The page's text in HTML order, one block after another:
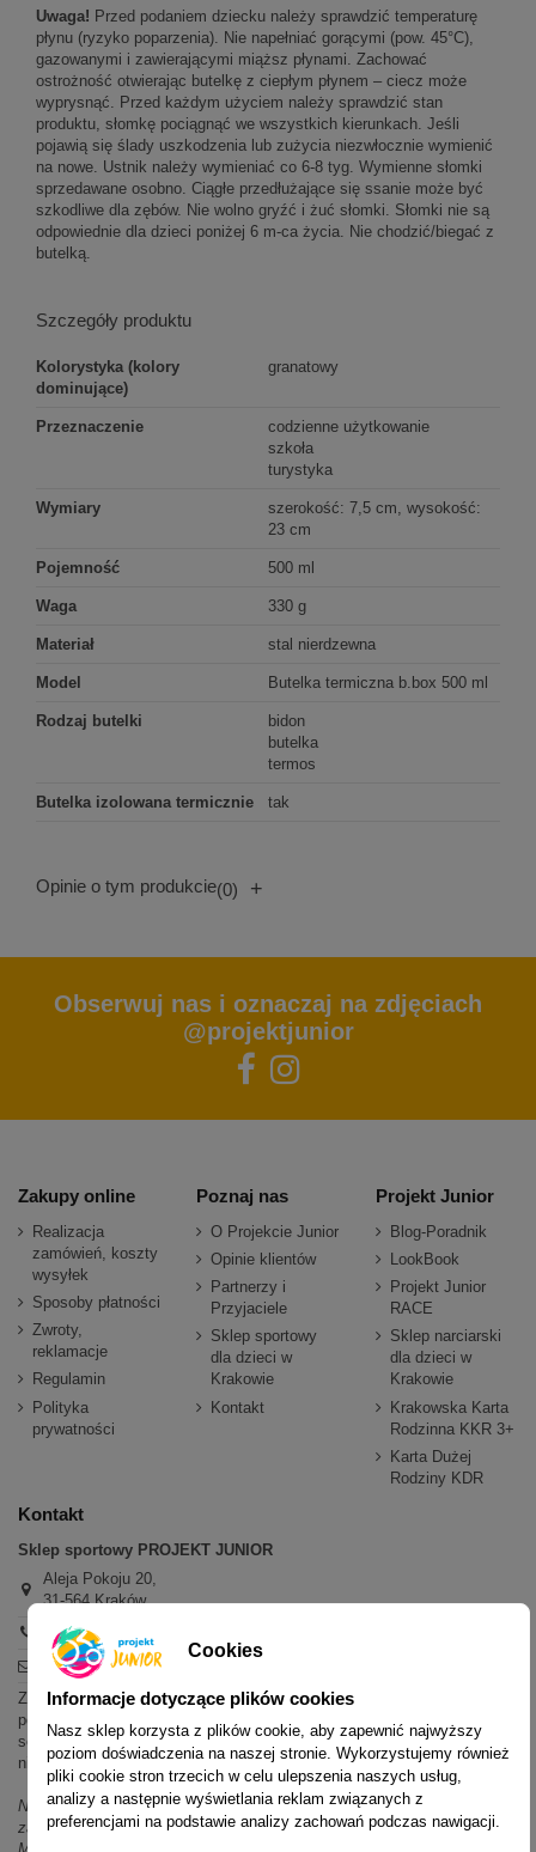
Uwaga! Przed podaniem dziecku należy sprawdzić temperaturę
płynu (ryzyko poparzenia). Nie napełniać gorącymi (pow. 45°C),
gazowanymi i zawierającymi miąższ płynami. Zachować
ostrożność otwierając butelkę z ciepłym płynem – ciecz może
wyprysnąć. Przed każdym użyciem należy sprawdzić stan
produktu, słomkę pociągnąć we wszystkich kierunkach. Jeśli
pojawią się ślady uszkodzenia lub zużycia niezwłocznie wymienić
na nowe. Ustnik należy wymieniać co 6-8 tyg. Wymienne słomki
sprzedawane osobno. Ciągłe przedłużające się ssanie może być
szkodliwe dla zębów. Nie wolno gryźć i żuć słomki. Słomki nie są
odpowiednie dla dzieci poniżej 6 m-ca życia. Nie chodzić/biegać z
butelką.
Szczegóły produktu
Kolorystyka (kolory
dominujące)
granatowy
Przeznaczenie
codzienne użytkowanie
szkoła
turystyka
Wymiary
szerokość: 7,5 cm, wysokość:
23 cm
Pojemność 500 ml
Waga 330 g
Materiał stal nierdzewna
Model Butelka termiczna b.box 500 ml
Rodzaj butelki
bidon
butelka
termos
Butelka izolowana termicznie tak
Opinie o tym produkcie(0) +
Obserwuj nas i oznaczaj na zdjęciach
@projektjunior
Zakupy online
Realizacja
zamówień, koszty
wysyłek
Sposoby płatności
Zwroty,
reklamacje
Regulamin
Polityka
prywatności
Poznaj nas
O Projekcie Junior
Opinie klientów
Partnerzy i
Przyjaciele
Sklep sportowy
dla dzieci w
Krakowie
Kontakt
Projekt Junior
Blog-Poradnik
LookBook
Projekt Junior
RACE
Sklep narciarski
dla dzieci w
Krakowie
Krakowska Karta
Rodzinna KKR 3+
Karta Dużej
Rodziny KDR
Kontakt
Sklep sportowy PROJEKT JUNIOR
Aleja Pokoju 20,
31-564 Kraków
+48 600 779 897
sklep@projektjunior.pl
Zapraszamy do sklepu stacjonarnego:
poniedziałek - piątek: 11.00-19.00
sobota: 10.00-14.00
niedziela (każda): nieczynne
Nie odpowiadamy na wiadomości SMS. W sprawach dotyczących
zamówień i oferty prosimy o kontakt mailowy, telefoniczny lub przez
Cookies
Informacje dotyczące plików cookies
Nasz sklep korzysta z plików cookie, aby zapewnić najwyższy
poziom doświadczenia na naszej stronie. Wykorzystujemy również
pliki cookie stron trzecich w celu ulepszenia naszych usług,
analizy a następnie wyświetlania reklam związanych z
preferencjami na podstawie analizy zachowań podczas nawigacji.